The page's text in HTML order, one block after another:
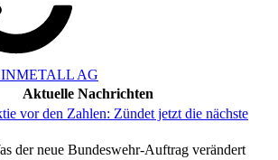
AG
Aktuelle Nachrichten
vor den Zahlen: Zündet jetzt die nächste
der neue Bundeswehr-Auftrag verändert